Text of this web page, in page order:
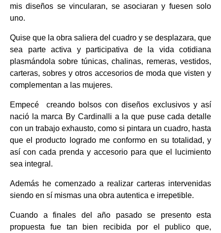
mis diseños se vincularan, se asociaran y fuesen solo
uno.
Quise que la obra saliera del cuadro y se desplazara, que
sea parte activa y participativa de la vida cotidiana
plasmándola sobre túnicas, chalinas, remeras, vestidos,
carteras, sobres y otros accesorios de moda que visten y
complementan a las mujeres.
Empecé creando bolsos con diseños exclusivos y así
nació la marca By Cardinalli a la que puse cada detalle
con un trabajo exhausto, como si pintara un cuadro, hasta
que el producto logrado me conformo en su totalidad, y
así con cada prenda y accesorio para que el lucimiento
sea integral.
Además he comenzado a realizar carteras intervenidas
siendo en sí mismas una obra autentica e irrepetible.
Cuando a finales del año pasado se presento esta
propuesta fue tan bien recibida por el publico que,